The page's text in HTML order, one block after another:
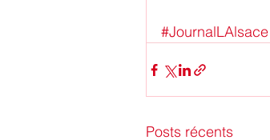
#JournalLAlsace
Posts récents